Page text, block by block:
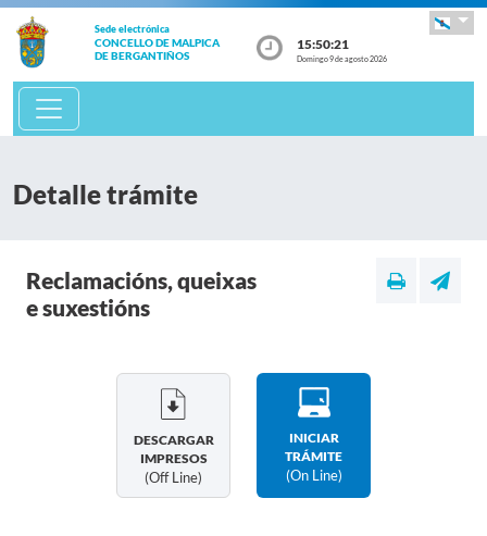
Sede electrónica
CONCELLO DE MALPICA
DE BERGANTIÑOS
15:50:21
Domingo 9 de agosto 2026
Detalle trámite
Reclamacións, queixas
e suxestións
DESCARGAR
IMPRESOS
(off Line)
INICIAR
TRÁMITE
(on Line)